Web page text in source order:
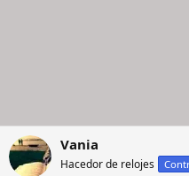
Vania
Hacedor de relojes